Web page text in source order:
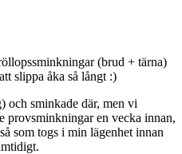
(brud + tärna)
slippa åka så långt :)
och sminkade där, men vi
provsminkningar en vecka innan,
som togs i min lägenhet innan